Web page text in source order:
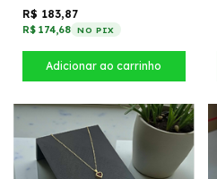
R$ 183,87
R$ 174,68 NO PIX